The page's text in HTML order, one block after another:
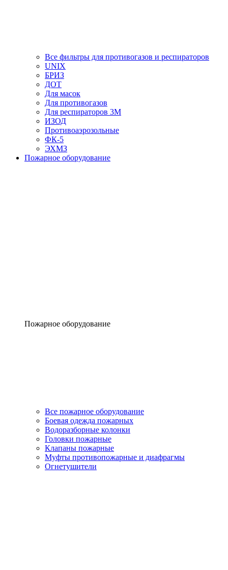
Все фильтры для противогазов и респираторов
UNIX
БРИЗ
ДОТ
Для масок
Для противогазов
Для респираторов 3М
ИЗОД
Противоаэрозольные
ФК-5
ЭХМЗ
Пожарное оборудование
Пожарное оборудование
Все пожарное оборудование
Боевая одежда пожарных
Водоразборные колонки
Головки пожарные
Клапаны пожарные
Муфты противопожарные и диафрагмы
Огнетушители